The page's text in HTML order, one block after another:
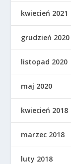
kwiecień 2021
grudzień 2020
listopad 2020
maj 2020
kwiecień 2018
marzec 2018
luty 2018